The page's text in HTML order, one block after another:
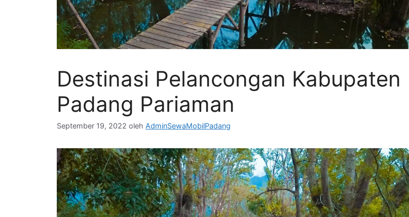
Destinasi Pelancongan Kabupaten
Padang Pariaman
September 19, 2022 oleh AdminSewaMobilPadang